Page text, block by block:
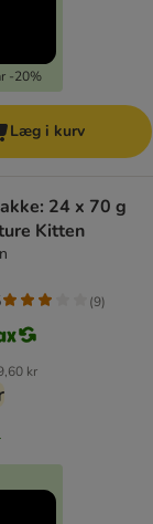
-20%
Læg i kurv
24 x 70 g
Kitten
kr
(9)